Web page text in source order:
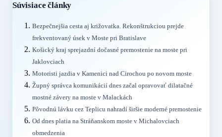
Súvisiace články
Bezpečnejšia cesta aj križovatka. Rekonštrukciou prejde
frekventovaný úsek v Moste pri Bratislave
Košický kraj sprejazdní dočasné premostenie na moste pri
Jaklovciach
Motoristi jazdia v Kamenici nad Cirochou po novom moste
Župný správca komunikácií dnes začal opravovať dilatačné
mostné závery na moste v Malackách
Pôvodnú lávku cez Teplicu nahradí širšie moderné premostenie
Od dnes platia na Stráňanskom moste v Michalovciach
obmedzenia